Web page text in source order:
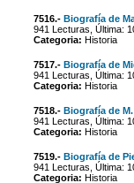
7516.- Biografía de
941 Lecturas, Última:
Categoria: Historia
7517.- Biografía de
941 Lecturas, Última:
Categoria: Historia
7518.- Biografía de
941 Lecturas, Última:
Categoria: Historia
7519.- Biografía de
941 Lecturas, Última:
Categoria: Historia